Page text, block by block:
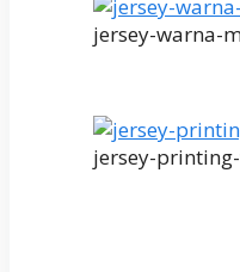
jersey-warna-
jersey-